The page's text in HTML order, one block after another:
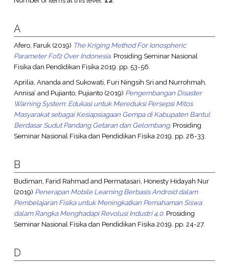
A
Afero, Faruk(2019) The Kriging Method For Ionospheric
Parameter Fof2 Over Indonesia. Prosiding Seminar Nasional
Fisika dan Pendidikan Fisika 2019. pp. 53-56.
Aprilia, Ananda and Sukowati, Furi Ningsih Sri and Nurrohmah,
Annisa’ and Pujianto, Pujianto(2019) Pengembangan Disaster
Warning System: Edukasi untuk Mereduksi Persepsi Mitos
Masyarakat sebagai Kesiapsiagaan Gempa di Kabupaten Bantul
Berdasar Sudut Pandang Getaran dan Gelombang. Prosiding
Seminar Nasional Fisika dan Pendidikan Fisika 2019. pp. 28-33.
B
Budiman, Farid Rahmad and Permatasari, Honesty Hidayah Nur
(2019) Penerapan Mobile Learning Berbasis Android dalam
Pembelajaran Fisika untuk Meningkatkan Pemahaman Siswa
dalam Rangka Menghadapi Revolusi Industri 4.0. Prosiding
Seminar Nasional Fisika dan Pendidikan Fisika 2019. pp. 24-27.
D